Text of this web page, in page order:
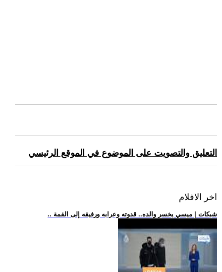
التعليق والتصويت على الموضوع في الموقع الرئيسي
اخر الافلام
.. شبكات | ميسي يخسر والده.. قدوته وعرابه ورفيقه إلى القمة